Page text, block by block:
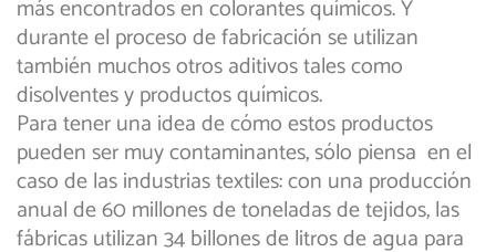
más encontrados en colorantes químicos. Y
durante el proceso de fabricación se utilizan
también muchos otros aditivos tales como
disolventes y productos químicos.
Para tener una idea de cómo estos productos
pueden ser muy contaminantes, sólo piensa en el
caso de las industrias textiles: con una producción
anual de 60 millones de toneladas de tejidos, las
fábricas utilizan 34 billones de litros de agua para